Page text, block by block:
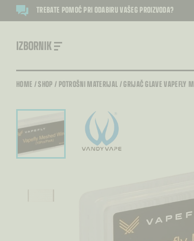
TREBATE POMOĆ PRI ODABIRU VAŠEG PROIZVODA?
IZBORNIK
HOME /SHOP / POTROŠNI MATERIJAL/GRIJAČ GLAVE VAPEFLY M